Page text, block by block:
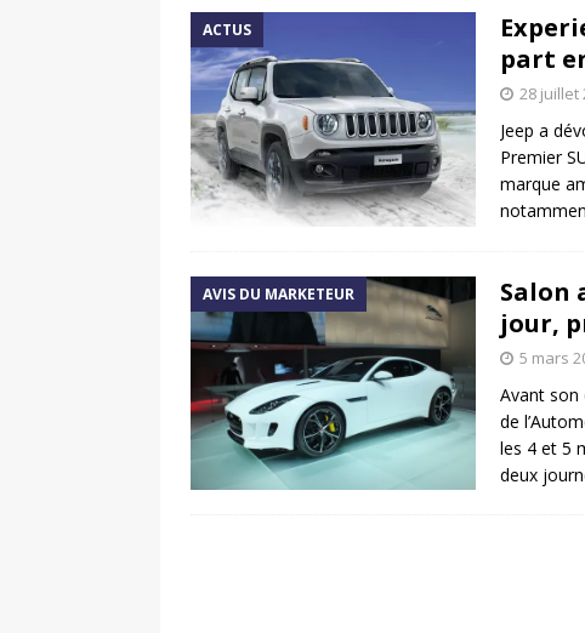
#StayHome :
ACTUS
part
28 juillet
Jeep a
Premier
marque
AVIS DU MARKETEUR
Salon
jour,
5 mars
Avant son
de
les 4 et 5
deux